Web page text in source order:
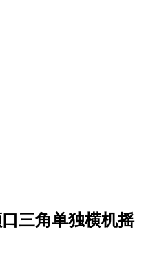
三角单独横机摇